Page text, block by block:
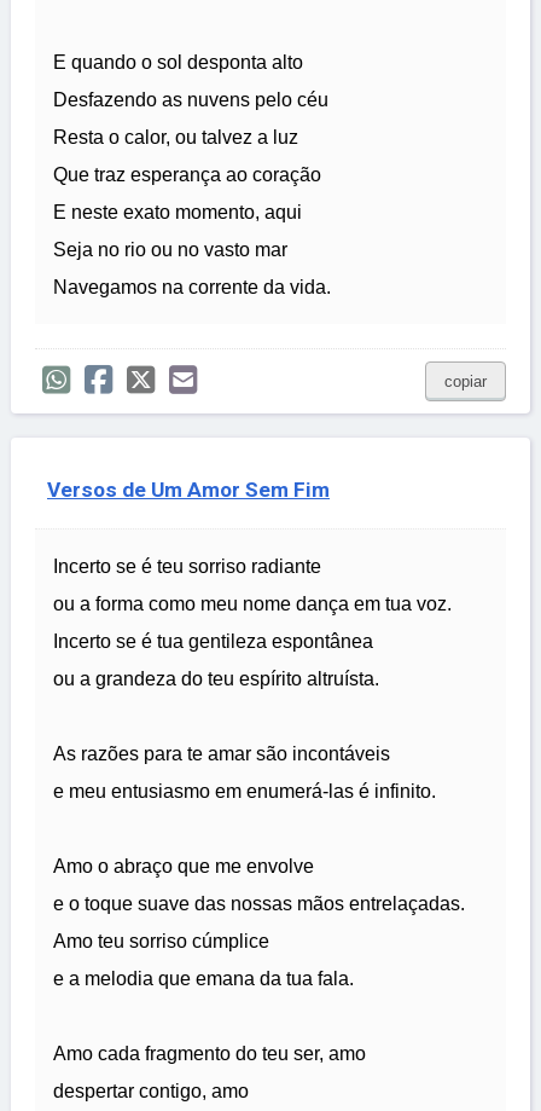
E quando o sol desponta alto
Desfazendo as nuvens pelo céu
Resta o calor, ou talvez a luz
Que traz esperança ao coração
E neste exato momento, aqui
Seja no rio ou no vasto mar
Navegamos na corrente da vida.
copiar
Versos de Um Amor Sem Fim
Incerto se é teu sorriso radiante
ou a forma como meu nome dança em tua voz.
Incerto se é tua gentileza espontânea
ou a grandeza do teu espírito altruísta.
As razões para te amar são incontáveis
e meu entusiasmo em enumerá-las é infinito.
Amo o abraço que me envolve
e o toque suave das nossas mãos entrelaçadas.
Amo teu sorriso cúmplice
e a melodia que emana da tua fala.
Amo cada fragmento do teu ser, amo
despertar contigo, amo